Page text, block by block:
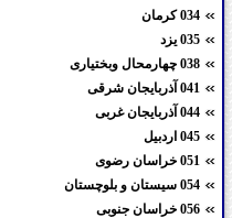
034 کرمان
035 یزد
038 چهارمحال وبختیاری
041 آذربایجان شرقی
044 آذربایجان غربی
045 اردبیل
051 خراسان رضوی
054 سیستان و بلوچستان
056 خراسان جنوبی